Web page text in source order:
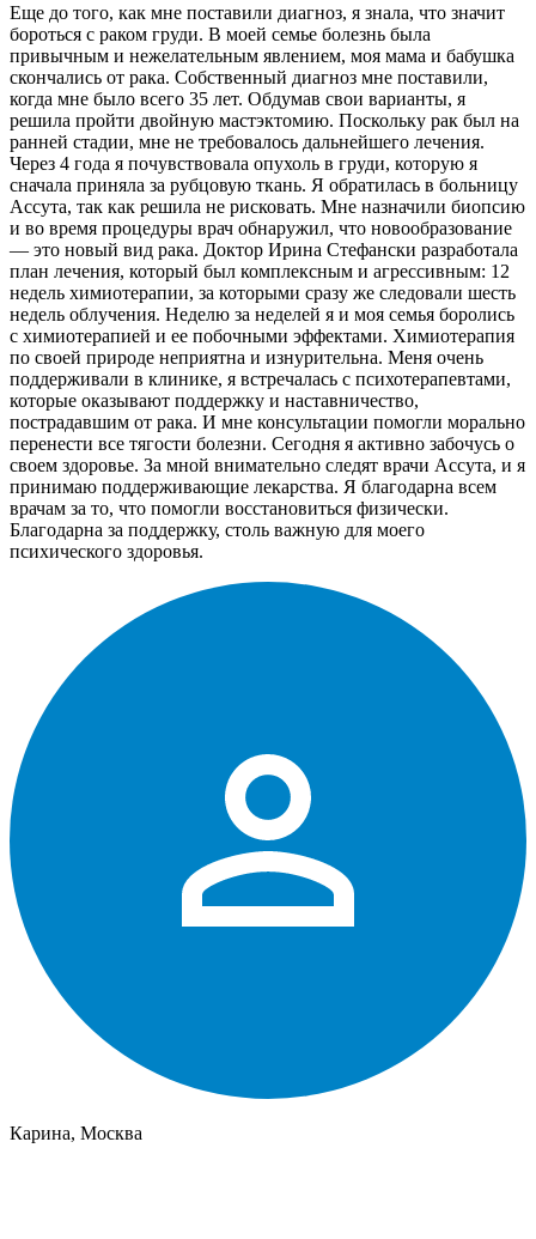
Еще до того, как мне поставили диагноз, я знала, что значит
бороться с раком груди. В моей семье болезнь была
привычным и нежелательным явлением, моя мама и бабушка
скончались от рака. Собственный диагноз мне поставили,
когда мне было всего 35 лет. Обдумав свои варианты, я
решила пройти двойную мастэктомию. Поскольку рак был на
ранней стадии, мне не требовалось дальнейшего лечения.
Через 4 года я почувствовала опухоль в груди, которую я
сначала приняла за рубцовую ткань. Я обратилась в больницу
Ассута, так как решила не рисковать. Мне назначили биопсию
и во время процедуры врач обнаружил, что новообразование
— это новый вид рака. Доктор Ирина Стефански разработала
план лечения, который был комплексным и агрессивным: 12
недель химиотерапии, за которыми сразу же следовали шесть
недель облучения. Неделю за неделей я и моя семья боролись
с химиотерапией и ее побочными эффектами. Химиотерапия
по своей природе неприятна и изнурительна. Меня очень
поддерживали в клинике, я встречалась с психотерапевтами,
которые оказывают поддержку и наставничество,
пострадавшим от рака. И мне консультации помогли морально
перенести все тягости болезни. Сегодня я активно забочусь о
своем здоровье. За мной внимательно следят врачи Ассута, и я
принимаю поддерживающие лекарства. Я благодарна всем
врачам за то, что помогли восстановиться физически.
Благодарна за поддержку, столь важную для моего
психического здоровья.
Карина, Москва